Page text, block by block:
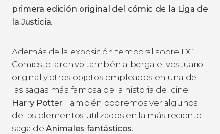
primera edición original del cómic de la Liga de
la Justicia.
Además de la exposición temporal sobre DC
Comics, el archivo también alberga el vestuario
original y otros objetos empleados en una de
las sagas más famosa de la historia del cine:
Harry Potter. También podremos ver algunos
de los elementos utilizados en la más reciente
saga deAnimales fantásticos.